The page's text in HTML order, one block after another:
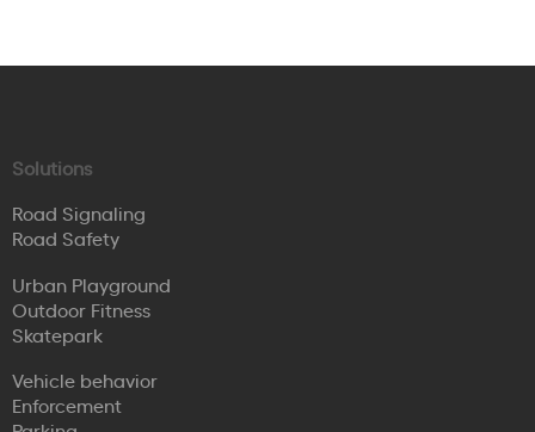
Solutions
Road Signaling
Road Safety
Urban Playground
Outdoor Fitness
Skatepark
Vehicle behavior
Enforcement